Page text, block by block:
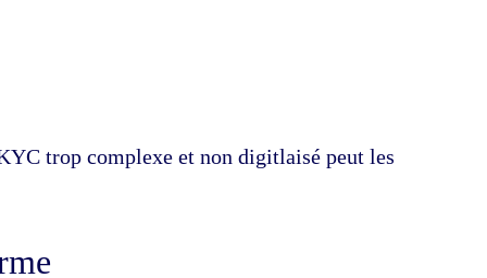
trop complexe et non digitlaisé peut les